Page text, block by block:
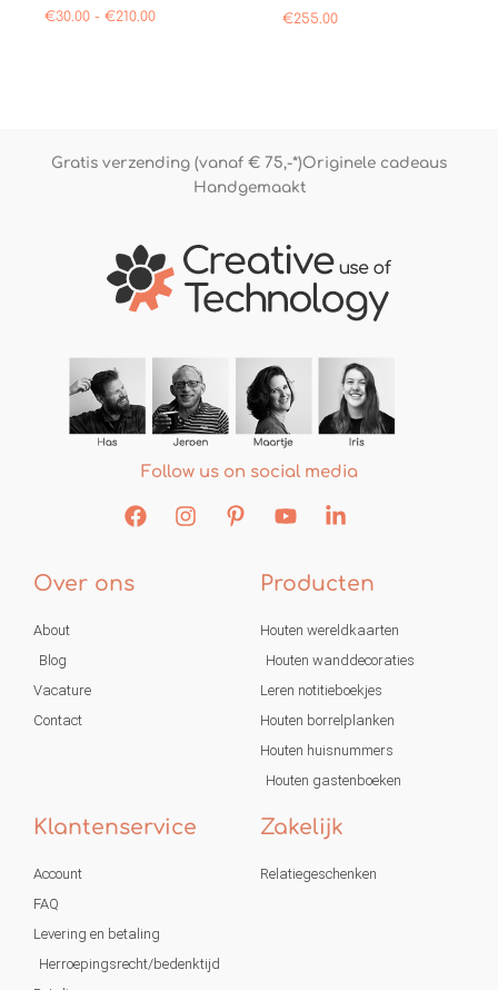
Gewaardeerd
5.00
€30.00 - €210.00 €255.00
Gratis verzending (vanaf € 75,-*)Originele cadeaus
Handgemaakt
Follow us on social media
Over ons
About
Blog
Vacature
Contact
Producten
Houten wereldkaarten
Houten wanddecoraties
Leren notitieboekjes
Houten borrelplanken
Houten huisnummers
Houten gastenboeken
Klantenservice
Account
FAQ
Levering en betaling
Herroepingsrecht/bedenktijd
Zakelijk
Relatiegeschenken